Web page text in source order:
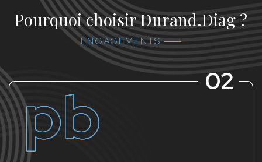
Pourquoi choisir Durand.Diag ?
ENGAGEMENTS
02